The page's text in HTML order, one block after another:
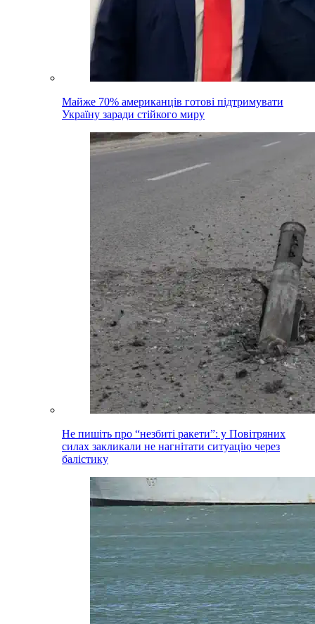
Майже 70% американців готові підтримувати
Україну заради стійкого миру
Не пишіть про “незбиті ракети”: у Повітряних
силах закликали не нагнітати ситуацію через
балістику